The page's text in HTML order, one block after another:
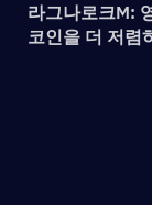
라그나로크M:
코인을 더 저렴